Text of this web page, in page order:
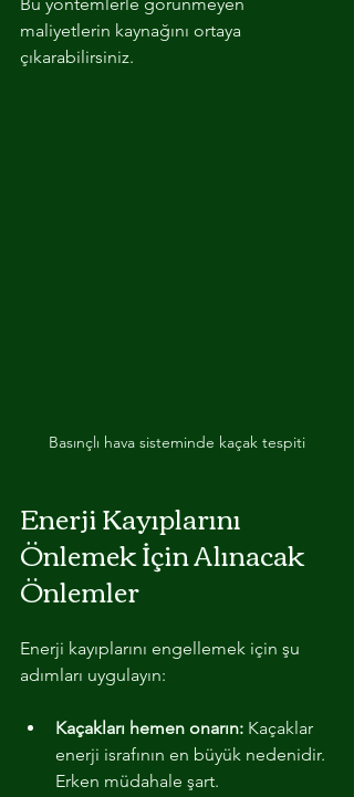
maliyetlerin kaynağını ortaya
çıkarabilirsiniz.
Basınçlı hava sisteminde kaçak tespiti
Enerji Kayıplarını
Önlemek İçin Alınacak
Önlemler
Enerji kayıplarını engellemek için şu
adımları uygulayın:
Kaçakları hemen onarın: Kaçaklar
enerji israfının en büyük nedenidir.
Erken müdahale şart.